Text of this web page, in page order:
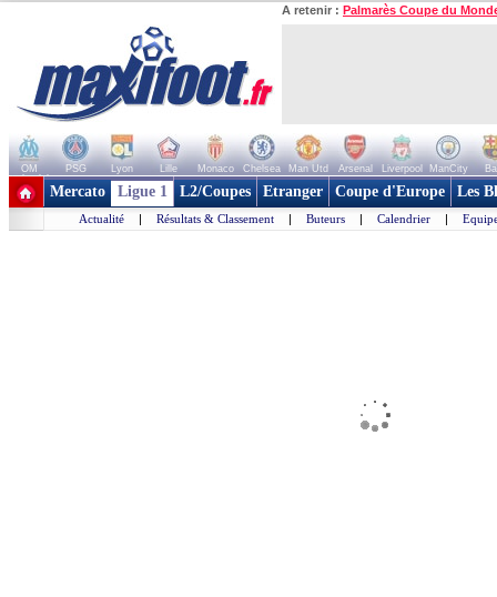
A retenir : Palmarès Coupe du
OM PSG Lyon Lille Monaco Chelsea Man Utd Arsenal Liverpool ManCity
+ de clubs
Mercato Ligue 1 L2/Coupes Etranger Coupe d'Europe Les
Actualité | Résultats & Classement | Buteurs | Calendrier |